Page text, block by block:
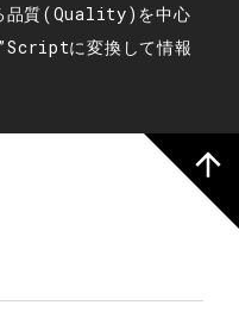
品質(Quality)を中心
に変換して情報